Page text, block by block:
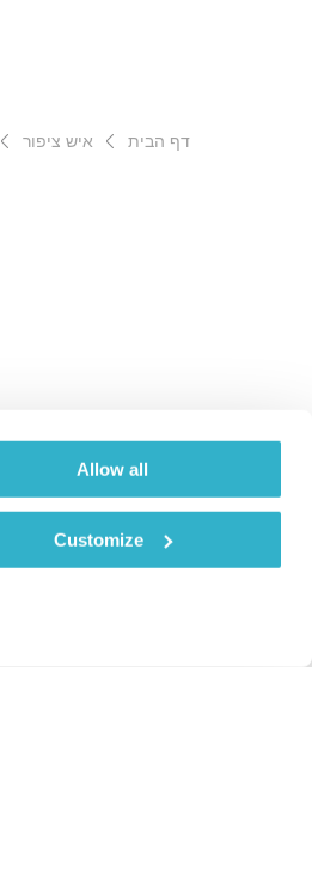
Allow all
Customize
דף הבית איש ציפור